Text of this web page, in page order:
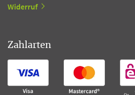
Widerruf
Zahlarten